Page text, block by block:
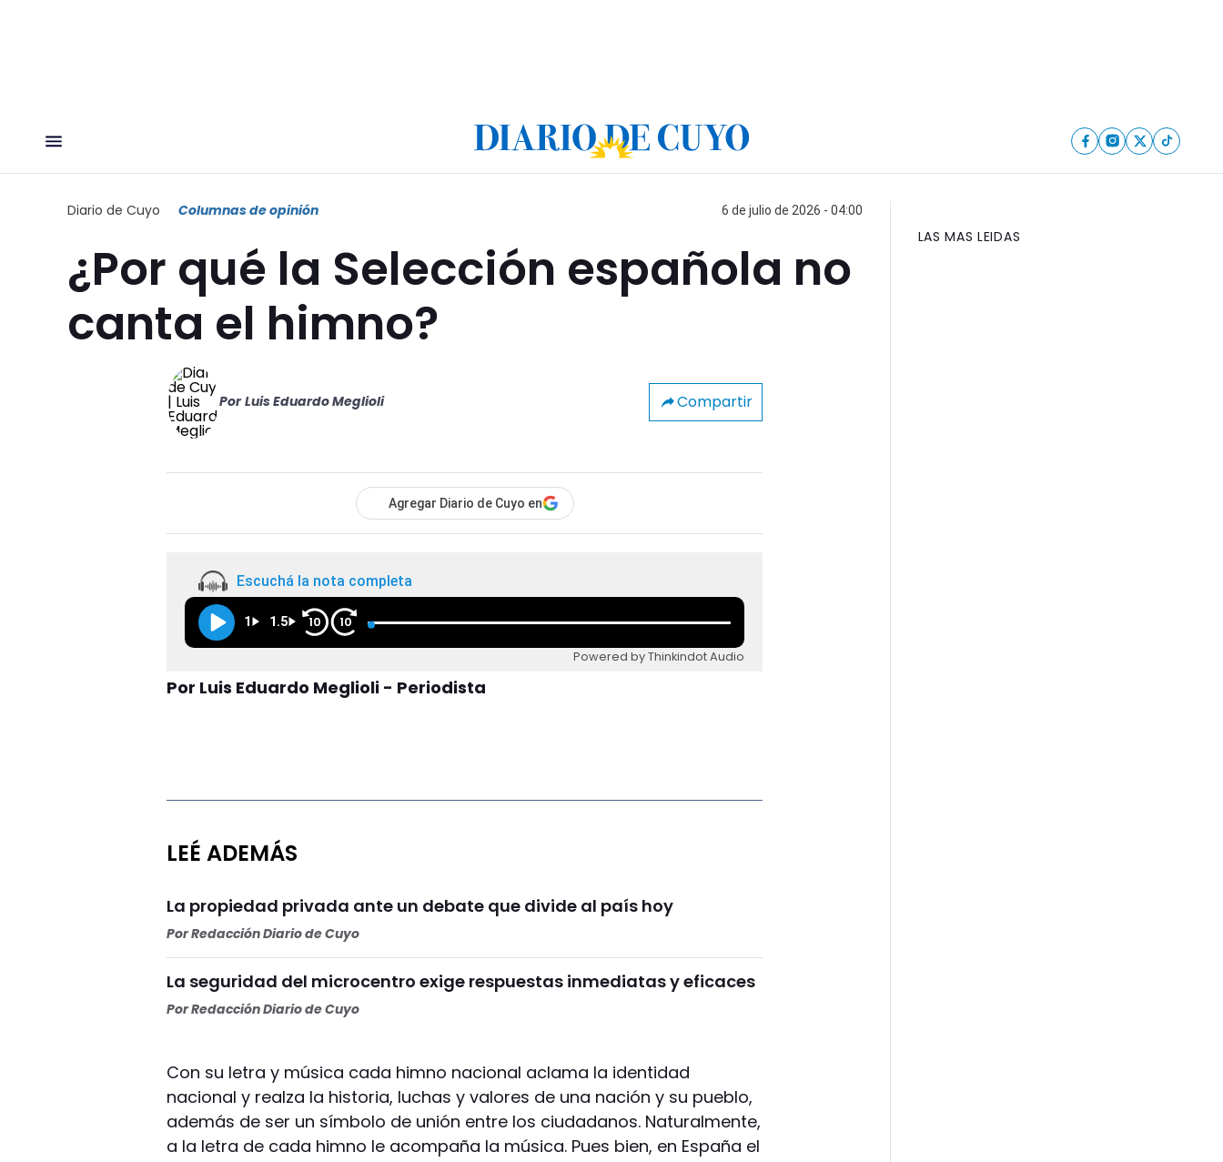
Diario de Cuyo Columnas de opinión 6 de julio de 2026 - 04:00
¿Por qué la Selección española no
canta el himno?
Por Luis Eduardo Meglioli Compartir
Agregar Diario de Cuyo en
Escuchá la nota completa
1 1.5 10 10
Powered by Thinkindot Audio
Por Luis Eduardo Meglioli - Periodista
LEÉ ADEMÁS
La propiedad privada ante un debate que divide al país hoy
PorRedacción Diario de Cuyo
La seguridad del microcentro exige respuestas inmediatas y eficaces
PorRedacción Diario de Cuyo
Con su letra y música cada himno nacional aclama la identidad
nacional y realza la historia, luchas y valores de una nación y su pueblo,
además de ser un símbolo de unión entre los ciudadanos. Naturalmente,
a la letra de cada himno le acompaña la música. Pues bien, en España el
LAS MAS LEIDAS